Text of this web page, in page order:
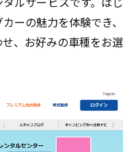
ーの魅力を体験でき、
、お好みの車種をお選